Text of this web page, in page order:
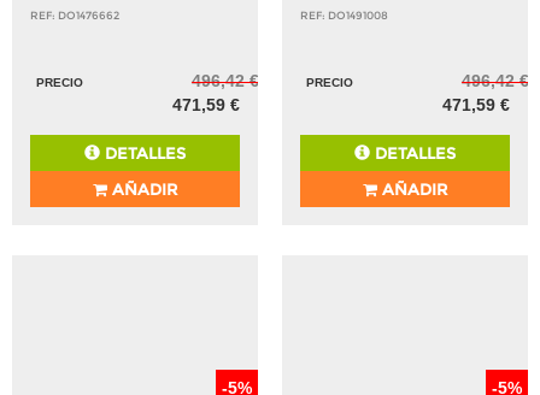
REF: DO1476662
PRECIO
496,42 €
471,59 €
DETALLES
AÑADIR
REF: DO1491008
PRECIO
496,42 €
471,59 €
DETALLES
AÑADIR
-5% -5%